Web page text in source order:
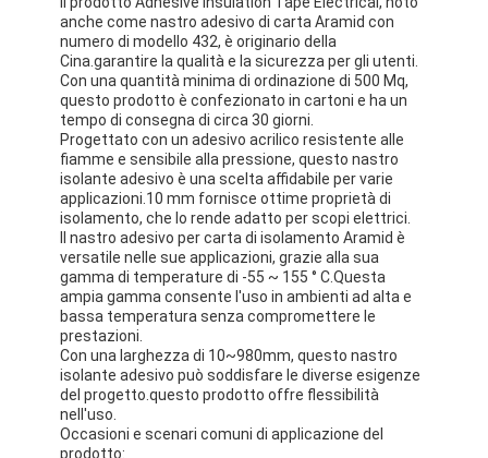
anche come nastro adesivo di carta Aramid con
numero di modello 432, è originario della
Cina.garantire la qualità e la sicurezza per gli utenti.
Con una quantità minima di ordinazione di 500 Mq,
questo prodotto è confezionato in cartoni e ha un
tempo di consegna di circa 30 giorni.
Progettato con un adesivo acrilico resistente alle
fiamme e sensibile alla pressione, questo nastro
isolante adesivo è una scelta affidabile per varie
applicazioni.10 mm fornisce ottime proprietà di
isolamento, che lo rende adatto per scopi elettrici.
Il nastro adesivo per carta di isolamento Aramid è
versatile nelle sue applicazioni, grazie alla sua
gamma di temperature di -55 ~ 155 ° C.Questa
ampia gamma consente l'uso in ambienti ad alta e
bassa temperatura senza compromettere le
prestazioni.
Con una larghezza di 10~980mm, questo nastro
isolante adesivo può soddisfare le diverse esigenze
del progetto.questo prodotto offre flessibilità
nell'uso.
Occasioni e scenari comuni di applicazione del
prodotto: